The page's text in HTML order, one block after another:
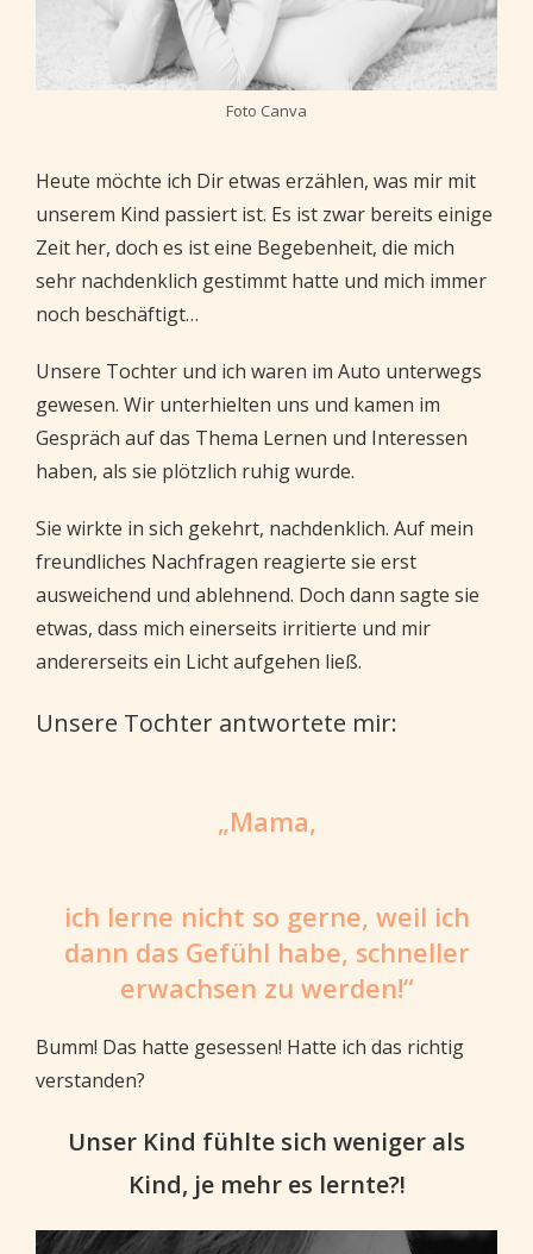
Foto Canva
Heute möchte ich Dir etwas erzählen, was mir mit
unserem Kind passiert ist. Es ist zwar bereits einige
Zeit her, doch es ist eine Begebenheit, die mich
sehr nachdenklich gestimmt hatte und mich immer
noch beschäftigt…
Unsere Tochter und ich waren im Auto unterwegs
gewesen. Wir unterhielten uns und kamen im
Gespräch auf das Thema Lernen und Interessen
haben, als sie plötzlich ruhig wurde.
Sie wirkte in sich gekehrt, nachdenklich. Auf mein
freundliches Nachfragen reagierte sie erst
ausweichend und ablehnend. Doch dann sagte sie
etwas, dass mich einerseits irritierte und mir
andererseits ein Licht aufgehen ließ.
Unsere Tochter antwortete mir:
„Mama,
ich lerne nicht so gerne, weil ich
dann das Gefühl habe, schneller
erwachsen zu werden!“
Bumm! Das hatte gesessen! Hatte ich das richtig
verstanden?
Unser Kind fühlte sich weniger als
Kind, je mehr es lernte?!